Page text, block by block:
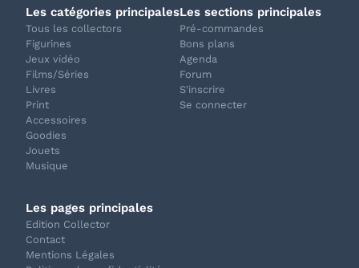
Les catégories principales
Tous les collectors
Figurines
Jeux vidéo
Films/Séries
Livres
Print
Accessoires
Goodies
Jouets
Musique
Les sections principales
Pré-commandes
Bons plans
Agenda
Forum
S'inscrire
Se connecter
Les pages principales
Edition Collector
Contact
Mentions Légales